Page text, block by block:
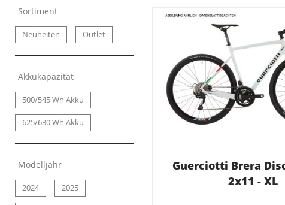
Sortiment
Neuheiten Outlet
Akkukapazität
500/545 Wh Akku
625/630 Wh Akku
Modelljahr
2024 2025
Guerciotti Brera
2x11 - XL